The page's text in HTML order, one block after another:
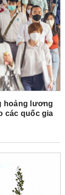
hoảng lương
các quốc gia